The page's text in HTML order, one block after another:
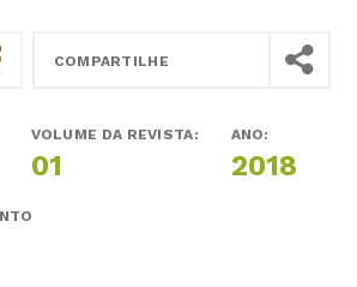
COMPARTILHE
VOLUME DA REVISTA:
01
ANO:
2018